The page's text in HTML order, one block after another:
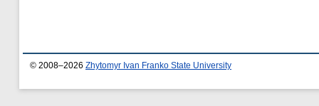
© 2008–2026 Zhytomyr Ivan Franko State University